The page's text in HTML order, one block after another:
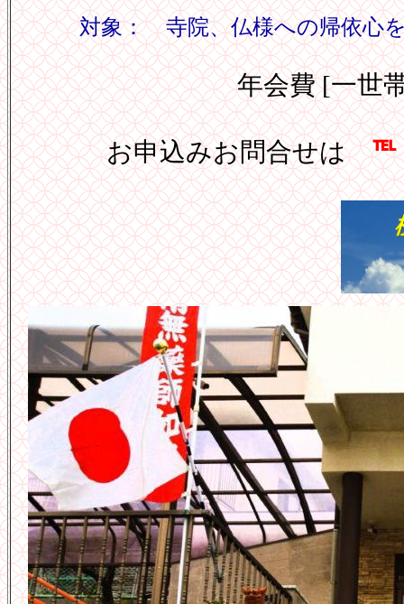
対象： 寺院、仏様への帰依心
年会費 [一世
お申込みお問合せは℡